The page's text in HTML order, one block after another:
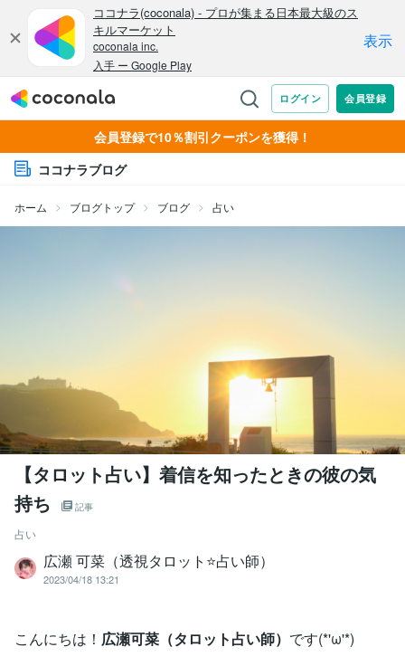
会員登録で10％割引クーポンを獲得！
ココナラブログ
ホーム ブログトップ ブログ 占い
【タロット占い】着信を知ったときの彼の気
持ち
記事
占い
広瀬 可菜（透視タロット⭐占い師）
2023/04/18 13:21
こんにちは！ 広瀬可菜（タロット占い師） です(*'ω'*)